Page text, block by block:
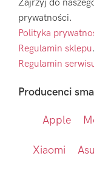
Zajrzyj do
prywatności.
Polityka
Regulamin sklepu.
Regulamin
Producenci
Apple
Xiaomi